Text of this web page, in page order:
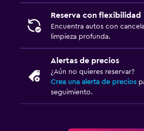
Reserva con flexibilidad
Encuentra autos con
limpieza profunda.
Alertas de precios
¿Aún no quieres reservar?
Crea una alerta de precios
seguimiento.